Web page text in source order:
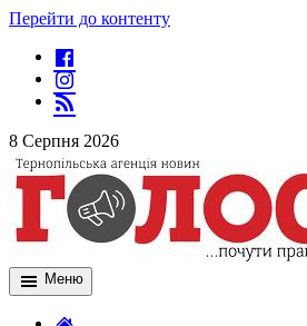
Перейти до контенту
8 Серпня 2026
Меню